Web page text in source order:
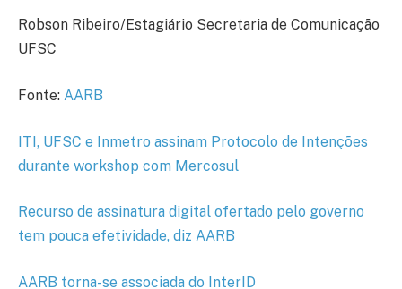
Robson Ribeiro/Estagiário Secretaria de Comunicação
UFSC
Fonte: AARB
ITI, UFSC e Inmetro assinam Protocolo de Intenções
durante workshop com Mercosul
Recurso de assinatura digital ofertado pelo governo
tem pouca efetividade, diz AARB
AARB torna-se associada do InterID